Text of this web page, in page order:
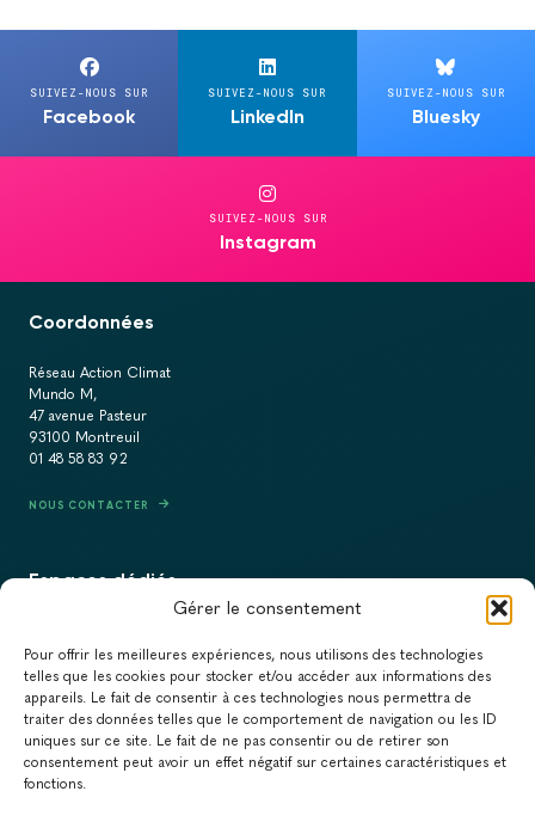
Gérer le consentement
Pour offrir les meilleures expériences, nous utilisons des technologies
telles que les cookies pour stocker et/ou accéder aux informations des
appareils. Le fait de consentir à ces technologies nous permettra de
traiter des données telles que le comportement de navigation ou les ID
uniques sur ce site. Le fait de ne pas consentir ou de retirer son
consentement peut avoir un effet négatif sur certaines caractéristiques et
fonctions.
SUIVEZ-NOUS SUR
Facebook
SUIVEZ-NOUS SUR
LinkedIn
SUIVEZ-NOUS SUR
Bluesky
SUIVEZ-NOUS SUR
Instagram
Coordonnées
Réseau Action Climat
Mundo M,
47 avenue Pasteur
93100 Montreuil
01 48 58 83 92
NOUS CONTACTER
Espaces dédiés
RECRUTEMENT
ACTUALITÉS
NEWSLETTER